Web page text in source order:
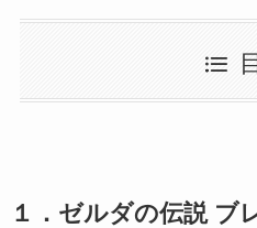
１．ゼルダの伝説 ブ